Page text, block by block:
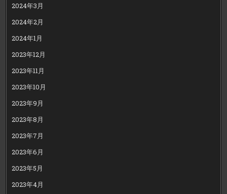
2024年3月
2024年2月
2024年1月
2023年12月
2023年11月
2023年10月
2023年9月
2023年8月
2023年7月
2023年6月
2023年5月
2023年4月